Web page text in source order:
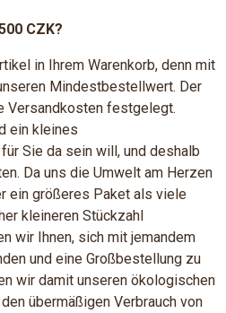
CZK?
in Ihrem Warenkorb, denn mit
Mindestbestellwert. Der
Versandkosten festgelegt.
ein kleines
Sie da sein will, und deshalb
Da uns die Umwelt am Herzen
ein größeres Paket als viele
kleineren Stückzahl
wir Ihnen, sich mit jemandem
und eine Großbestellung zu
wir damit unseren ökologischen
übermäßigen Verbrauch von